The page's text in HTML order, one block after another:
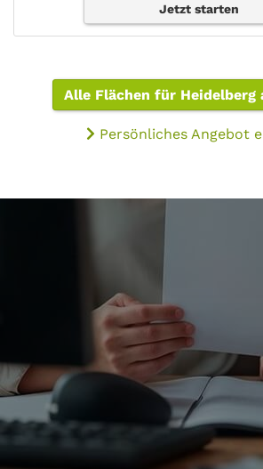
Jetzt starten
Alle Flächen für Heidelberg
Persönliches Angebot